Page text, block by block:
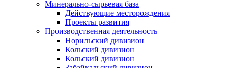
Минерально-сырьевая база
Действующие месторождения
Проекты развития
Производственная деятельность
Норильский дивизион
Кольский дивизион
Кольский дивизион